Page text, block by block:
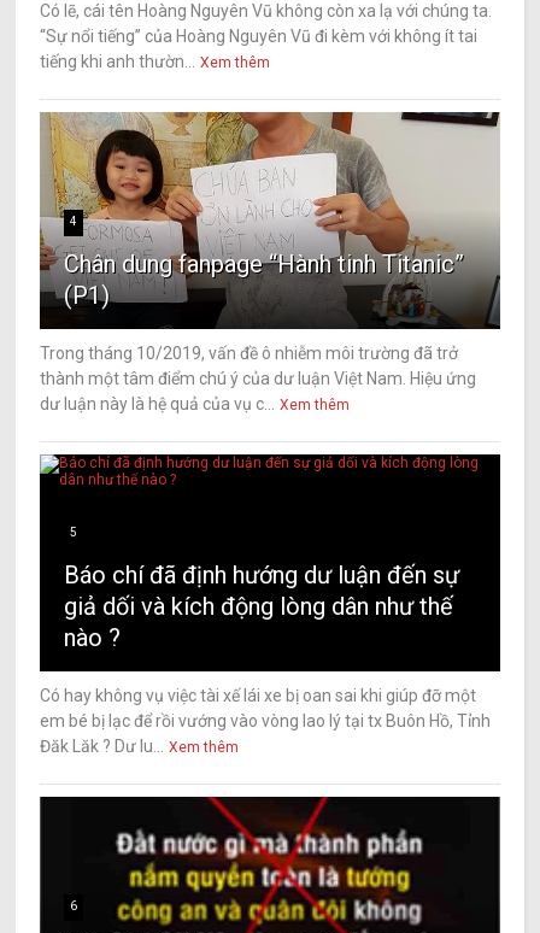
Có lẽ, cái tên Hoàng Nguyên Vũ không còn xa lạ với chúng ta.
“Sự nổi tiếng” của Hoàng Nguyên Vũ đi kèm với không ít tai
tiếng khi anh thườn...
Xem thêm
4
Chân dung fanpage “Hành tinh Titanic”
(P1)
Trong tháng 10/2019, vấn đề ô nhiễm môi trường đã trở
thành một tâm điểm chú ý của dư luận Việt Nam. Hiệu ứng
dư luận này là hệ quả của vụ c...
Xem thêm
5
Báo chí đã định hướng dư luận đến sự
giả dối và kích động lòng dân như thế
nào ?
Có hay không vụ việc tài xế lái xe bị oan sai khi giúp đỡ một
em bé bị lạc để rồi vướng vào vòng lao lý tại tx Buôn Hồ, Tỉnh
Đăk Lăk ? Dư lu...
Xem thêm
6